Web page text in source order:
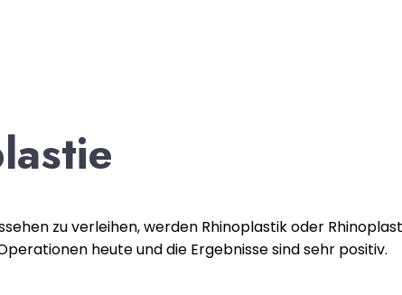
zu verleihen, werden Rhinoplastik oder
heute und die Ergebnisse sind sehr positiv.